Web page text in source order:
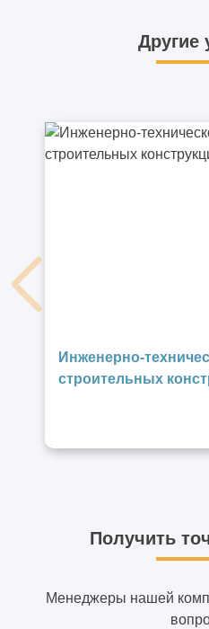
Другие
Инженерно-
строительных
Получить
Менеджеры нашей